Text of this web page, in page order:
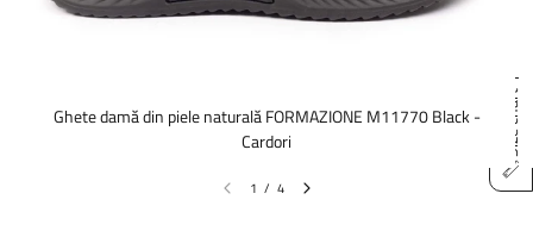
Ghete damă din piele naturală FORMAZIONE M11770 Black -
Cardori
1 / 4
Size chart